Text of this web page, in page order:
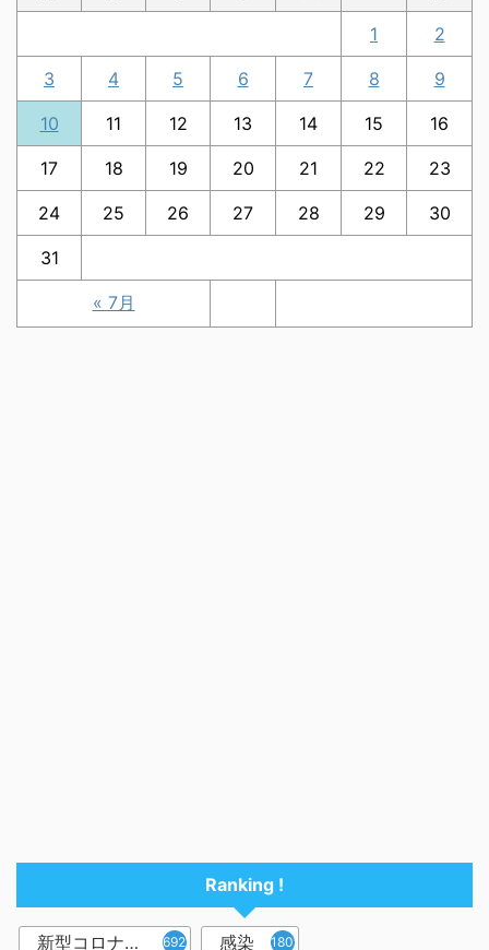
« 7月
1 2
3 4 5 6 7 8 9
10 11 12 13 14 15 16
17 18 19 20 21 22 23
24 25 26 27 28 29 30
31
Ranking !
新型コロナウイルス 6921 感染 1809